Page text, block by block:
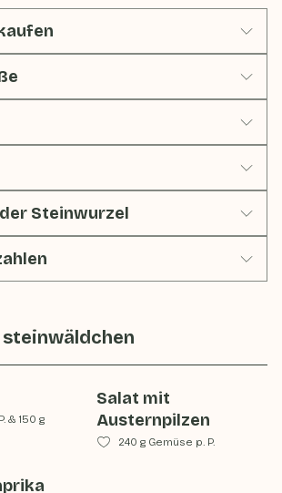
Steinwurzel
steinwäldchen
&150 g
Salat mit
Austernpilzen
240 g Gemüse p. P.